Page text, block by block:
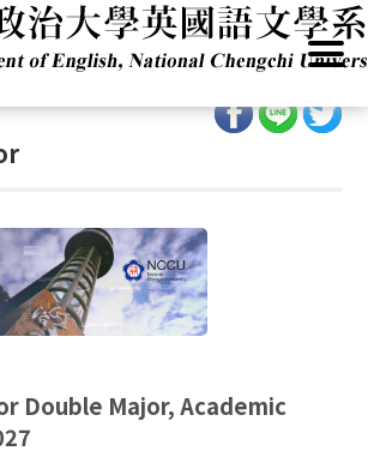
/Admissions/Program(BA)/Double
Double Major, Academic